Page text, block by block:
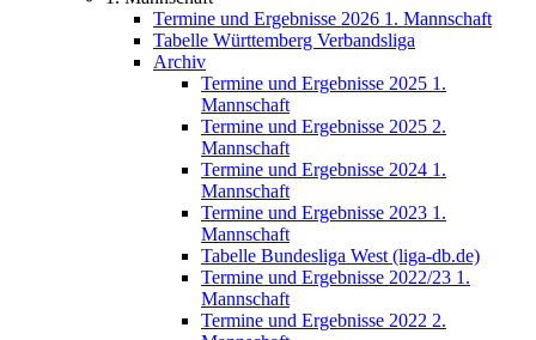
Termine und Ergebnisse 2026 1. Mannschaft
Tabelle Württemberg Verbandsliga
Archiv
Termine und Ergebnisse 2025 1.
Mannschaft
Termine und Ergebnisse 2025 2.
Mannschaft
Termine und Ergebnisse 2024 1.
Mannschaft
Termine und Ergebnisse 2023 1.
Mannschaft
Tabelle Bundesliga West (liga-db.de)
Termine und Ergebnisse 2022/23 1.
Mannschaft
Termine und Ergebnisse 2022 2.